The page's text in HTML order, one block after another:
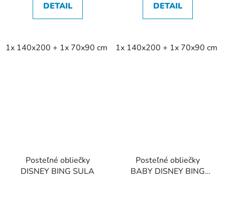
DETAIL
1x 140x200 + 1x 70x90 cm
DETAIL
1x 140x200 + 1x 70x90 cm
Posteľné obliečky
DISNEY BING SULA
Posteľné obliečky
BABY DISNEY BING